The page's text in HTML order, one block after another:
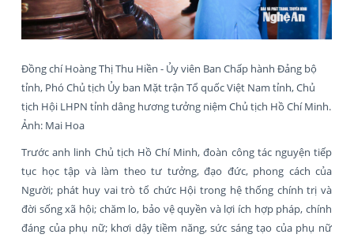
Đồng chí Hoàng Thị Thu Hiền - Ủy viên Ban Chấp hành Đảng bộ
tỉnh, Phó Chủ tịch Ủy ban Mặt trận Tổ quốc Việt Nam tỉnh, Chủ
tịch Hội LHPN tỉnh dâng hương tưởng niệm Chủ tịch Hồ Chí Minh.
Ảnh: Mai Hoa
Trước anh linh Chủ tịch Hồ Chí Minh, đoàn công tác nguyện tiếp
tục học tập và làm theo tư tưởng, đạo đức, phong cách của
Người; phát huy vai trò tổ chức Hội trong hệ thống chính trị và
đời sống xã hội; chăm lo, bảo vệ quyền và lợi ích hợp pháp, chính
đáng của phụ nữ; khơi dậy tiềm năng, sức sáng tạo của phụ nữ